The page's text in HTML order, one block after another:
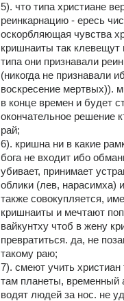
5). что типа христиане
реинкарнацию - ересь
оскорбляющая чувства
кришнаиты так клевещут
типа они признавали
(никогда не признавали
воскресение мертвых)).
в конце времен и будет
окончательное решение
рай;
6). кришна ни в какие
бога не входит ибо
убивает, принимает
облики (лев, нарасимха)
также совокупляется,
кришнаиты и мечтают
вайкунтху чтоб в жену
превратиться. да, не
такому раю;
7). смеют учить христиан
там планеты, временный
водят людей за нос. не